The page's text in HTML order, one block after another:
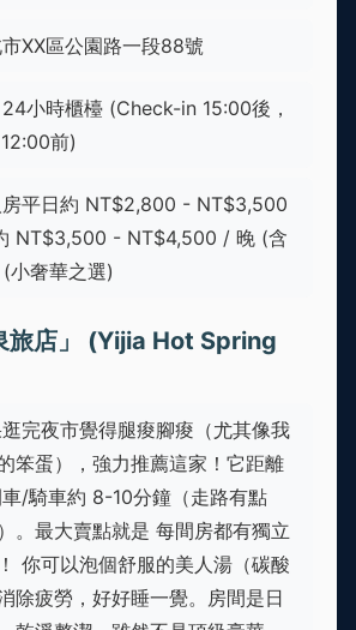
XX區公園路一段88號
小時櫃檯 (Check-in 15:00後，
前)
房平日約 NT$2,800 - NT$3,500
NT$3,500 - NT$4,500 / 晚 (含
小奢華之選)
旅店」 (Yijia Hot Spring
完夜市覺得腿痠腳痠（尤其像我
笨蛋），強力推薦這家！它距離
/騎車約 8-10分鐘（走路有點
。最大賣點就是 每間房都有獨立
你可以泡個舒服的美人湯（碳酸
除疲勞，好好睡一覺。房間是日